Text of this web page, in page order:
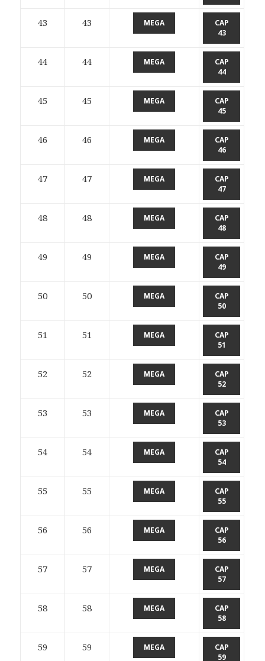
43 43 MEGA
CAP
43
44 44 MEGA
CAP
44
45 45 MEGA
CAP
45
46 46 MEGA
CAP
46
47 47 MEGA
CAP
47
48 48 MEGA
CAP
48
49 49 MEGA
CAP
49
50 50 MEGA
CAP
50
51 51 MEGA
CAP
51
52 52 MEGA
CAP
52
53 53 MEGA
CAP
53
54 54 MEGA
CAP
54
55 55 MEGA
CAP
55
56 56 MEGA
CAP
56
57 57 MEGA
CAP
57
58 58 MEGA
CAP
58
59 59 MEGA
CAP
59